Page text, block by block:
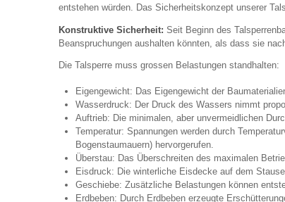
entstehen würden. Das Sicherheitskonzept unserer
Konstruktive Sicherheit: Seit Beginn des
Beanspruchungen aushalten könnten, als dass sie
Die Talsperre muss grossen Belastungen standhalten:
Eigengewicht: Das Eigengewicht der
Wasserdruck: Der Druck des Wassers nimmt
Auftrieb: Die minimalen, aber unvermeidlichen
Temperatur: Spannungen werden durch
Bogenstaumauern) hervorgerufen.
Überstau: Das Überschreiten des maximalen
Eisdruck: Die winterliche Eisdecke auf dem
Geschiebe: Zusätzliche Belastungen können
Erdbeben: Durch Erdbeben erzeugte